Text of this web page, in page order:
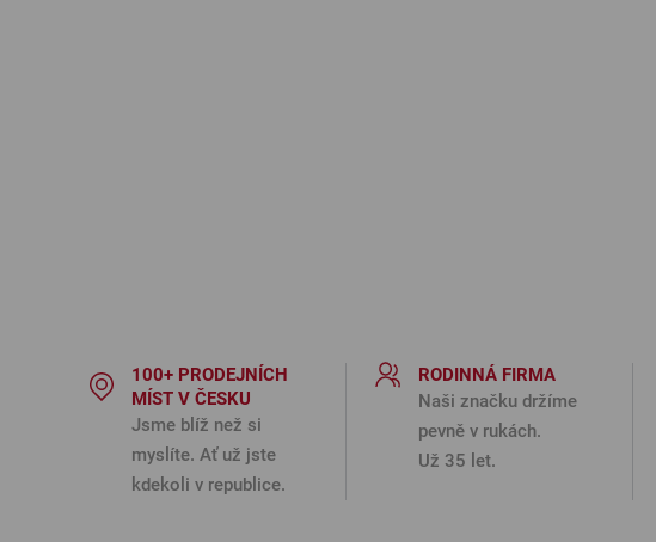
100+ PRODEJNÍCH
MÍST V ČESKU
Jsme blíž než si
myslíte. Ať už jste
kdekoli v republice.
RODINNÁ FIRMA
Naši značku držíme
pevně v rukách.
Už 35 let.